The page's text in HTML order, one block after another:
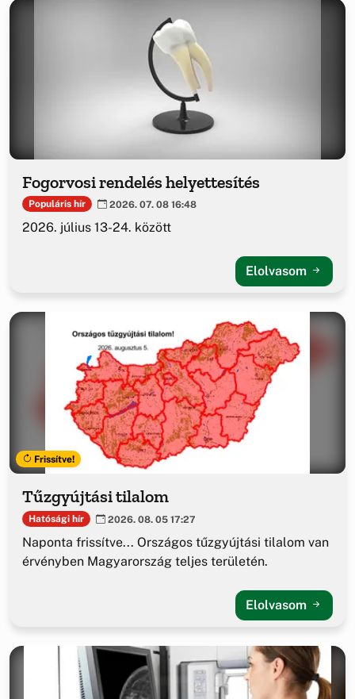
Fogorvosi rendelés helyettesítés
Populáris hír 2026. 07. 08 16:48
2026. július 13-24. között
Elolvasom
Frissítve!
Tűzgyújtási tilalom
Hatósági hír 2026. 08. 05 17:27
Naponta frissítve... Országos tűzgyújtási tilalom van
érvényben Magyarország teljes területén.
Elolvasom